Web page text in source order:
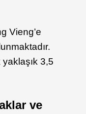
Vieng’e
yaklaşık 3,5
ve